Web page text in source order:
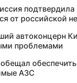
от российской
автоконцерн
проблемами
АЗС